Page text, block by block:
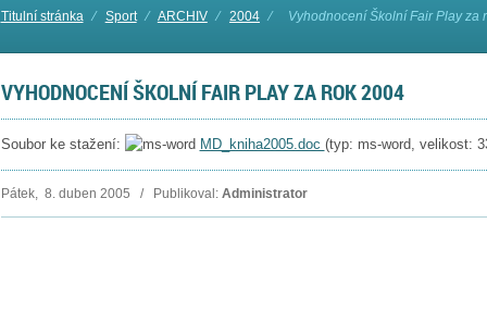
Titulní stránka ⁄ Sport ⁄ ARCHIV ⁄ 2004 ⁄ Vyhodnocení Školní Fair Play za
VYHODNOCENÍ ŠKOLNÍ FAIR PLAY ZA ROK 2004
Soubor ke stažení: MD_kniha2005.doc (typ: ms-word, velikost:
Pátek, 8. duben 2005 / Publikoval: Administrator